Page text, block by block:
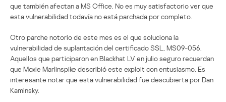
que también afectan a MS Office. No es muy satisfactorio ver que
esta vulnerabilidad todavía no está parchada por completo.
Otro parche notorio de este mes es el que soluciona la
vulnerabilidad de suplantación del certificado SSL, MS09-056.
Aquellos que participaron en Blackhat LV en julio seguro recuerdan
que Moxie Marlinspike describió este exploit con entusiasmo. Es
interesante notar que esta vulnerabilidad fue descubierta por Dan
Kaminsky.